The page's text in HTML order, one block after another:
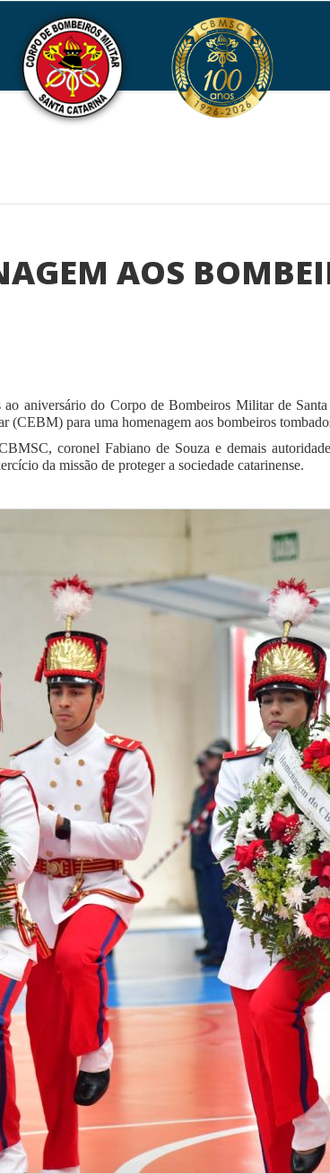
AOS
ao aniversário do Corpo de Bombeiros Militar de
para uma homenagem aos bombeiros
coronel Fabiano de Souza e demais
da missão de proteger a sociedade catarinense.